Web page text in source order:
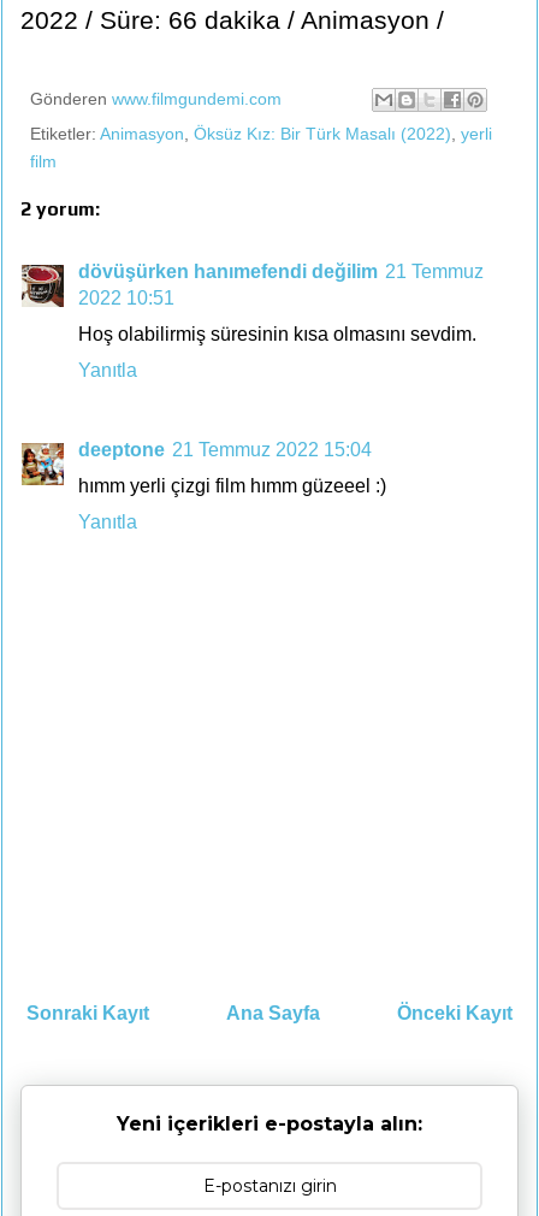
2022 / Süre: 66 dakika / Animasyon /
Gönderen www.filmgundemi.com
Etiketler: Animasyon, Öksüz Kız: Bir Türk Masalı (2022), yerli
film
2 yorum:
dövüşürken hanımefendi değilim 21 Temmuz
2022 10:51
Hoş olabilirmiş süresinin kısa olmasını sevdim.
Yanıtla
deeptone 21 Temmuz 2022 15:04
hımm yerli çizgi film hımm güzeeel :)
Yanıtla
Sonraki Kayıt Önceki Kayıt
Ana Sayfa
Yeni içerikleri e-postayla alın: